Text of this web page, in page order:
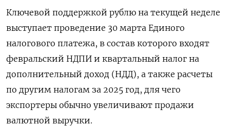
Ключевой поддержкой рублю на ‌текущей неделе
выступает проведение 30 марта Единого
налогового платежа, в состав которого входят
февральский НДПИ и квартальный налог ​на
дополнительный доход (НДД), а также расчеты
по другим налогам за 2025 год, для чего
экспортеры ‌обычно увеличивают продажи
валютной выручки.